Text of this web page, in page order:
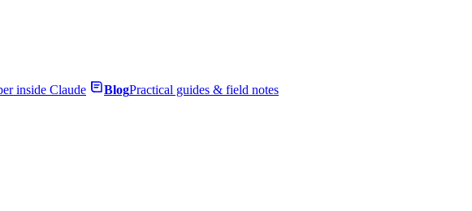
inside Claude BlogPractical guides & field notes